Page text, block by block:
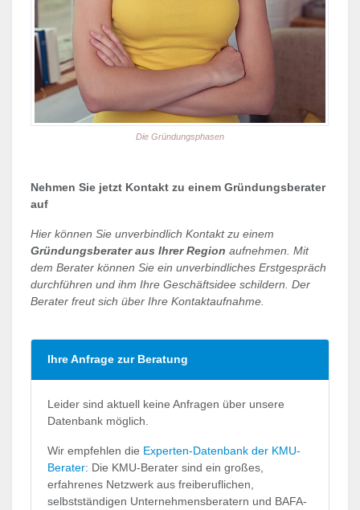
Die Gründungsphasen
Nehmen Sie jetzt Kontakt zu einem Gründungsberater
auf
Hier können Sie unverbindlich Kontakt zu einem
Gründungsberater aus Ihrer Region aufnehmen. Mit
dem Berater können Sie ein unverbindliches Erstgespräch
durchführen und ihm Ihre Geschäftsidee schildern. Der
Berater freut sich über Ihre Kontaktaufnahme.
Ihre Anfrage zur Beratung
Leider sind aktuell keine Anfragen über unsere
Datenbank möglich.
Wir empfehlen die Experten-Datenbank der KMU-
Berater: Die KMU-Berater sind ein großes,
erfahrenes Netzwerk aus freiberuflichen,
selbstständigen Unternehmensberatern und BAFA-